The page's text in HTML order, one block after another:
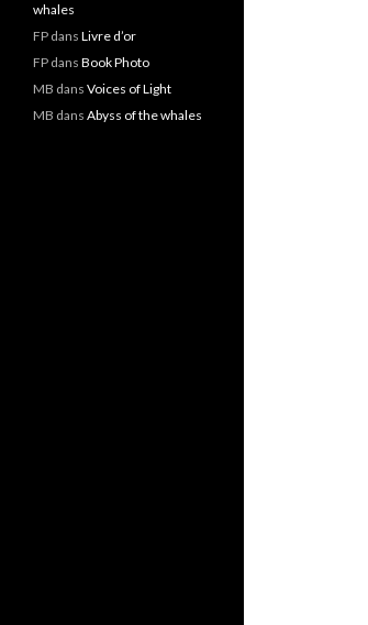
whales
FP dans Livre d’or
FP dans Book Photo
MB dans Voices of Light
MB dans Abyss of the whales